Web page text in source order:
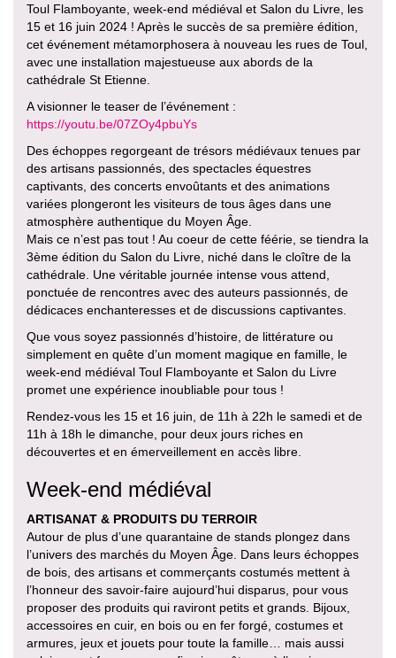
Toul Flamboyante, week-end médiéval et Salon du Livre, les
15 et 16 juin 2024 ! Après le succès de sa première édition,
cet événement métamorphosera à nouveau les rues de Toul,
avec une installation majestueuse aux abords de la
cathédrale St Etienne.
A visionner le teaser de l’événement :
https://youtu.be/07ZOy4pbuYs
Des échoppes regorgeant de trésors médiévaux tenues par
des artisans passionnés, des spectacles équestres
captivants, des concerts envoûtants et des animations
variées plongeront les visiteurs de tous âges dans une
atmosphère authentique du Moyen Âge.
Mais ce n’est pas tout ! Au coeur de cette féérie, se tiendra la
3ème édition du Salon du Livre, niché dans le cloître de la
cathédrale. Une véritable journée intense vous attend,
ponctuée de rencontres avec des auteurs passionnés, de
dédicaces enchanteresses et de discussions captivantes.
Que vous soyez passionnés d’histoire, de littérature ou
simplement en quête d’un moment magique en famille, le
week-end médiéval Toul Flamboyante et Salon du Livre
promet une expérience inoubliable pour tous !
Rendez-vous les 15 et 16 juin, de 11h à 22h le samedi et de
11h à 18h le dimanche, pour deux jours riches en
découvertes et en émerveillement en accès libre.
Week-end médiéval
ARTISANAT & PRODUITS DU TERROIR
Autour de plus d’une quarantaine de stands plongez dans
l’univers des marchés du Moyen Âge. Dans leurs échoppes
de bois, des artisans et commerçants costumés mettent à
l’honneur des savoir-faire aujourd’hui disparus, pour vous
proposer des produits qui raviront petits et grands. Bijoux,
accessoires en cuir, en bois ou en fer forgé, costumes et
armures, jeux et jouets pour toute la famille… mais aussi